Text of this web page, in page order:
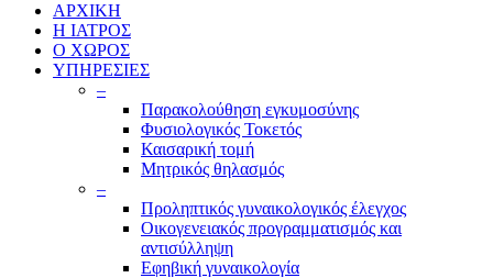
ΑΡΧΙΚΗ
Η ΙΑΤΡΟΣ
Ο ΧΩΡΟΣ
ΥΠΗΡΕΣΙΕΣ
–
Παρακολούθηση εγκυμοσύνης
Φυσιολογικός Τοκετός
Καισαρική τομή
Μητρικός θηλασμός
–
Προληπτικός γυναικολογικός έλεγχος
Οικογενειακός προγραμματισμός και
αντισύλληψη
Εφηβική γυναικολογία